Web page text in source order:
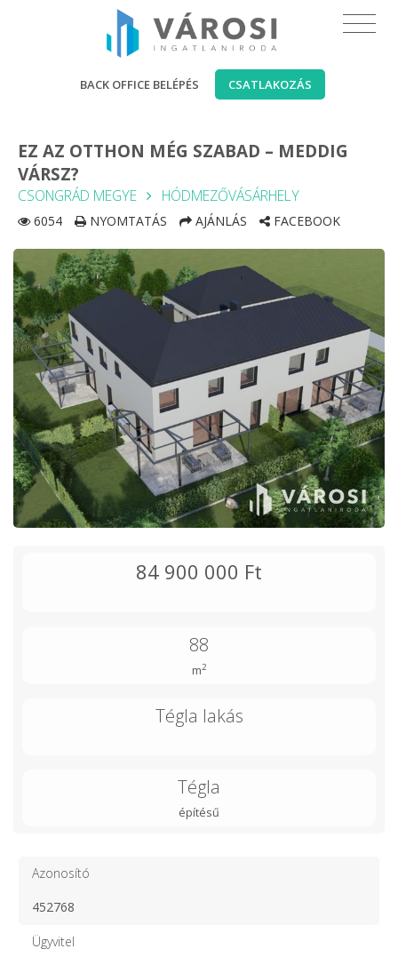
BACK OFFICE BELÉPÉS CSATLAKOZÁS
EZ AZ OTTHON MÉG SZABAD – MEDDIG
VÁRSZ?
CSONGRÁD MEGYE HÓDMEZŐVÁSÁRHELY
6054 NYOMTATÁS AJÁNLÁS FACEBOOK
84 900 000 Ft
88
m2
Tégla lakás
Tégla
építésű
Azonosító
452768
Ügyvitel